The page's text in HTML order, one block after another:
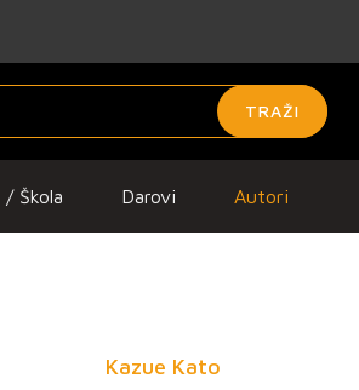
TRAŽI
/ Škola Darovi Autori
Kazue Kato